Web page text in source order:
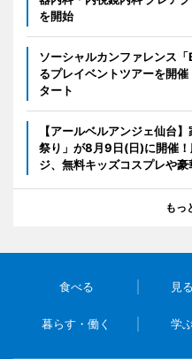
を開始
ソーシャルカンファレンス
るプレイベントツアーを開
タート
【アールベルアンジェ仙台
祭り」が8月9日(日)に開催
ジ、無料キッズコスプレや
もっ
食べる 見
暮らす・働く 学